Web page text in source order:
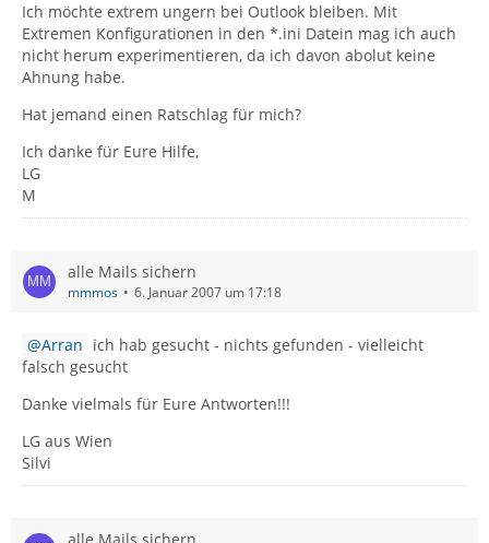
Ich möchte extrem ungern bei Outlook bleiben. Mit
Extremen Konfigurationen in den *.ini Datein mag ich auch
nicht herum experimentieren, da ich davon abolut keine
Ahnung habe.
Hat jemand einen Ratschlag für mich?
Ich danke für Eure Hilfe,
LG
M
alle Mails sichern
mmmos 6. Januar 2007 um 17:18
Arran ich hab gesucht - nichts gefunden - vielleicht
falsch gesucht
Danke vielmals für Eure Antworten!!!
LG aus Wien
Silvi